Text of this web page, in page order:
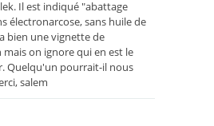
Il est indiqué "abattage
électronarcose, sans huile de
bien une vignette de
on ignore qui en est le
Quelqu'un pourrait-il nous
salem